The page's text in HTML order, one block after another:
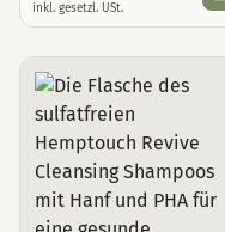
inkl. gesetzl. USt.